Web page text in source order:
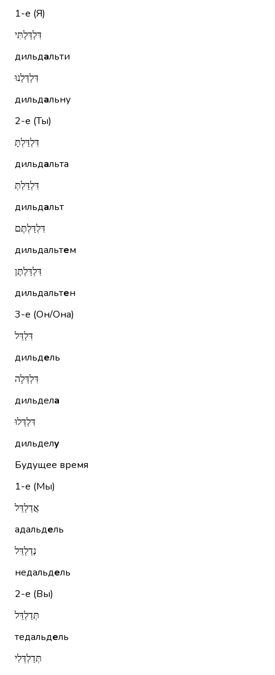
1-е (Я)
דִּלְדַּלְתִּי
дильдальти
דִּלְדַּלְנוּ
дильдальну
2-е (Ты)
דִּלְדַּלְתָּ
дильдальта
דִּלְדַּלְתְּ
дильдальт
דִּלְדַּלְתֶּם
дильдальтем
דִּלְדַּלְתֶּן
дильдальтен
3-е (Он/Она)
דִּלְדֵּל
дильдель
דִּלְדְּלָה
дильдела
דִּלְדְּלוּ
дильделу
Будущее время
1-е (Мы)
אֲדַלְדֵּל
адальдель
נְדַלְדֵּל
недальдель
2-е (Вы)
תְּדַלְדֵּל
тедальдель
תְּדַלְדְּלִי